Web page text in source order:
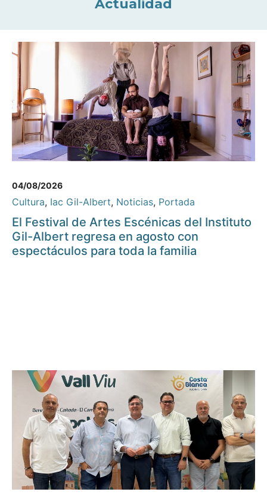
Actualidad
04/08/2026
Cultura, Iac Gil-Albert, Noticias, Portada
El Festival de Artes Escénicas del Instituto
Gil-Albert regresa en agosto con
espectáculos para toda la familia